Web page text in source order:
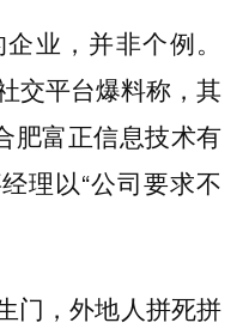
业，并非个例。
交平台爆料称，其
肥富正信息技术有
理以“公司要求不
门，外地人拼死拼